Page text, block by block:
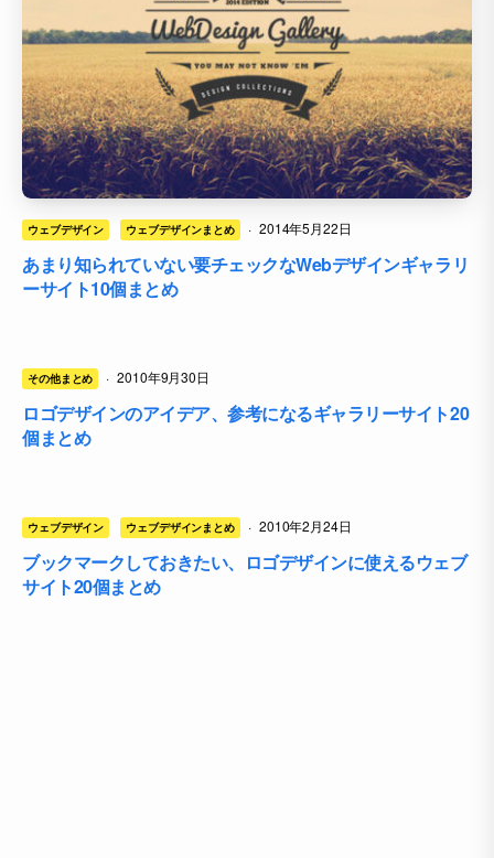
ウェブデザイン ウェブデザインまとめ · 2014年5月22日
あまり知られていない要チェックなWebデザインギャラリ
ーサイト10個まとめ
その他まとめ · 2010年9月30日
ロゴデザインのアイデア、参考になるギャラリーサイト20
個まとめ
ウェブデザイン ウェブデザインまとめ · 2010年2月24日
ブックマークしておきたい、ロゴデザインに使えるウェブ
サイト20個まとめ